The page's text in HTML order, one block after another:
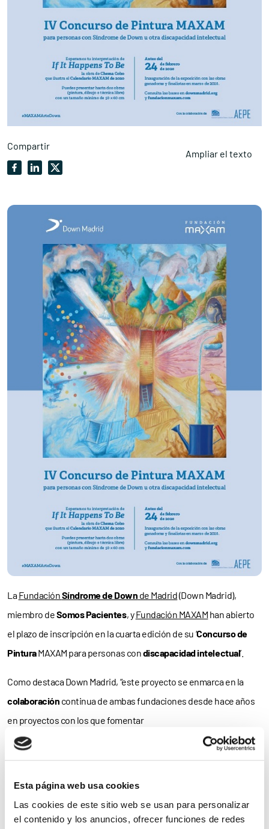
Esta página web usa cookies
Las cookies de este sitio web se usan para personalizar
el contenido y los anuncios, ofrecer funciones de redes
Compartir
Ampliar el texto
LaFundaciónSíndrome de Down de Madrid(Down Madrid),
miembro deSomos Pacientes, yFundación MAXAM han abierto
el plazo de inscripción en la cuarta edición de su ‘Concurso de
PinturaMAXAM para personas condiscapacidad intelectual’.
Como destaca Down Madrid, “este proyecto se enmarca en la
colaboración continua de ambas fundaciones desde hace años
en proyectos con los que fomentar
lainclusión
de personas con
síndrome de Down u otradiscapacidadintelectual”.
Obra ‘If It Happens To Be’
Los participantes en este certamen de ámbitonacionaltendrán